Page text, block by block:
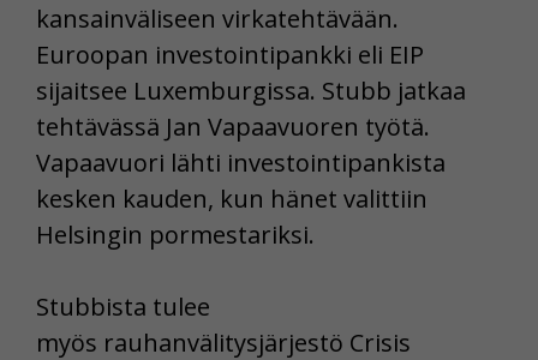
kansainväliseen virkatehtävään.
Euroopan investointipankki eli EIP
sijaitsee Luxemburgissa. Stubb jatkaa
tehtävässä Jan Vapaavuoren työtä.
Vapaavuori lähti investointipankista
kesken kauden, kun hänet valittiin
Helsingin pormestariksi.
Stubbista tulee
myös rauhanvälitysjärjestö Crisis